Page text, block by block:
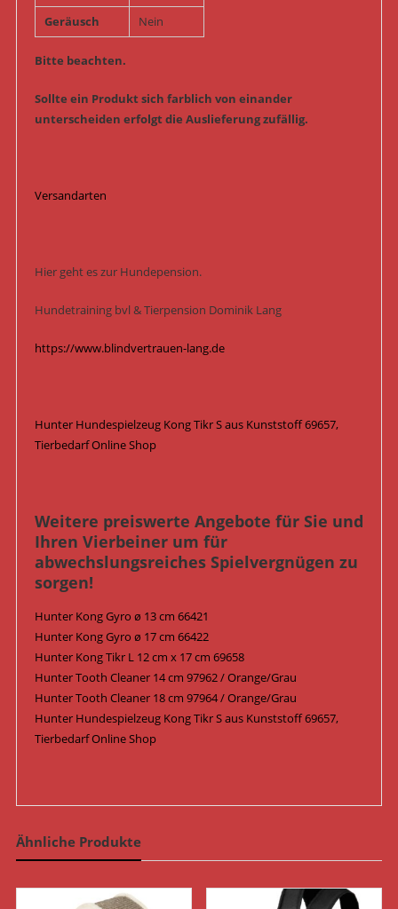
Geräusch
Nein
Bitte beachten.
Sollte ein Produkt sich farblich von einander
unterscheiden erfolgt die Auslieferung zufällig.
Versandarten
Hier geht es zur Hundepension.
Hundetraining bvl & Tierpension Dominik Lang
https://www.blindvertrauen-lang.de
Hunter Hundespielzeug Kong Tikr S aus Kunststoff 69657,
Tierbedarf Online Shop
Weitere preiswerte Angebote für Sie und
Ihren Vierbeiner um für
abwechslungsreiches Spielvergnügen zu
sorgen!
Hunter Kong Gyro ø 13 cm 66421
Hunter Kong Gyro ø 17 cm 66422
Hunter Kong Tikr L 12 cm x 17 cm 69658
Hunter Tooth Cleaner 14 cm 97962 / Orange/Grau
Hunter Tooth Cleaner 18 cm 97964 / Orange/Grau
Hunter Hundespielzeug Kong Tikr S aus Kunststoff 69657,
Tierbedarf Online Shop
Ähnliche Produkte